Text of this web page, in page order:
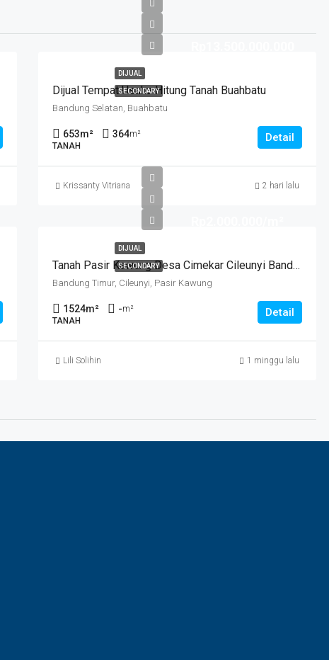
DIJUAL
SECONDARY
Dijual Tempat Usaha Hitung Tanah Buahbatu
Bandung Selatan, Buahbatu
653m² 364m²
TANAH
Detail
Krissanty Vitriana 2 hari lalu
DIJUAL
SECONDARY Tanah Pasir Kawung Desa Cimekar Cileunyi Bandung
Bandung Timur, Cileunyi, Pasir Kawung
1524m² -m²
TANAH
Detail
Lili Solihin 1 minggu lalu